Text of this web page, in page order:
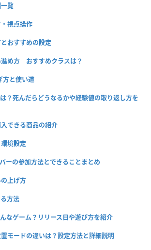
覧
視点操作
おすすめの設定
め方｜おすすめクラスは？
方と使い道
？死んだらどうなるかや経験値の取り返し方を
できる商品の紹介
境設定
ーの参加方法とできることまとめ
上げ方
方法
なゲーム？リリース日や遊び方を紹介
モードの違いは？設定方法と詳細説明